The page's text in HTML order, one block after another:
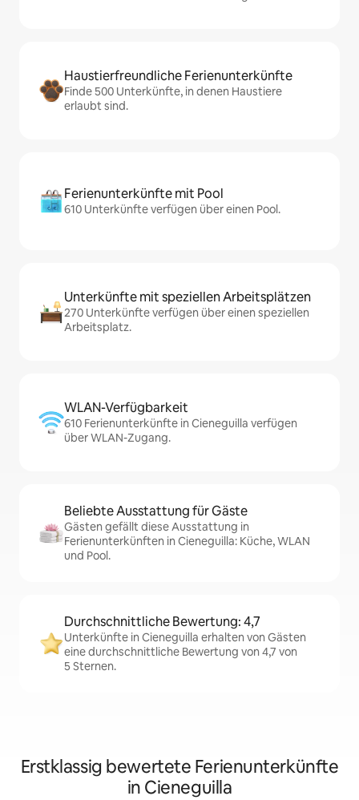
Haustierfreundliche Ferienunterkünfte
Finde 500 Unterkünfte, in denen Haustiere
erlaubt sind.
Ferienunterkünfte mit Pool
610 Unterkünfte verfügen über einen Pool.
Unterkünfte mit speziellen Arbeitsplätzen
270 Unterkünfte verfügen über einen speziellen
Arbeitsplatz.
WLAN-Verfügbarkeit
610 Ferienunterkünfte in Cieneguilla verfügen
über WLAN-Zugang.
Beliebte Ausstattung für Gäste
Gästen gefällt diese Ausstattung in
Ferienunterkünften in Cieneguilla: Küche, WLAN
und Pool.
Durchschnittliche Bewertung: 4,7
Unterkünfte in Cieneguilla erhalten von Gästen
eine durchschnittliche Bewertung von 4,7 von
5 Sternen.
Erstklassig bewertete Ferienunterkünfte
in Cieneguilla